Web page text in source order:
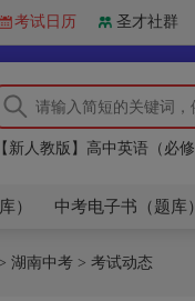
考试日历 圣才社群
新人教版】高中英语（必
京市高考英语题库（真题＋
【新人教版】高中英语（必
） 中考电子书（题库）
> 湖南中考 > 考试动态